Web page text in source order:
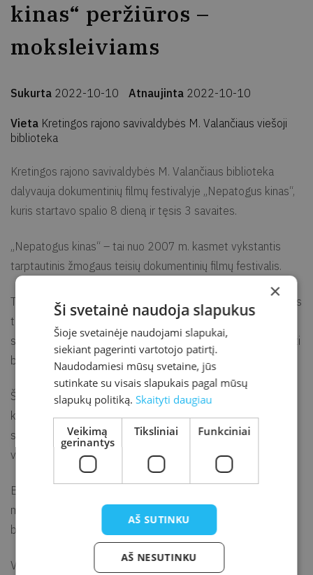
kinas“ peržiūros –
moksleiviams
Sukurta 2022-10-10 Atnaujinta 2022-10-10
Vieta Kretingos rajono savivaldybės M. Valančiaus viešoji
biblioteka
Kretingos rajono savivaldybės M. Valančiaus biblioteka
dalyvauja dokumentinių filmų festivalyje „Nepatogus kinas“,
kuris startavo spalio 8 dieną ir tęsis 3 savaites.
„Nepatogus kinas“ – tai nuo 2007 m. kasmet vykstantis
tarptautinis žmogaus teisių dokumentinių filmų festivalis.
Tai yra nekomercinis renginys, siekiantis kurti erdvę žmogaus
teisių, politikos, socialinės atsakomybės, tvarumo temomis,
supažindinti visuomenę su pasaulinėmis aktualijomis, skatinti
būti sąmoningiems ir kritiškiems.
Šio festivalio siūlomų filmų peržiūros gali būti naudojamos
kaip patrauklus neformalaus ugdymo metodas, kuriuo
skatinama diskusija apie dokumentiniame filme keliamas ne
visuomet patogias temas.
Biblioteka turi galimybę surengti 8 klasių, I–IV G klasių
mokiniams nemokamus kino seansus mūsų miesto
bibliotekoje.
Visi edukaciniai seansai yra nemokami, tačiau jiems būtina
×
Ši svetainė naudoja slapukus
Šioje svetainėje naudojami slapukai,
siekiant pagerinti vartotojo patirtį.
Naudodamiesi mūsų svetaine, jūs
sutinkate su visais slapukais pagal mūsų
slapukų politiką.Skaityti daugiau
Veikimą
gerinantys
Tiksliniai Funkciniai
AŠ SUTINKU
AŠ NESUTINKU